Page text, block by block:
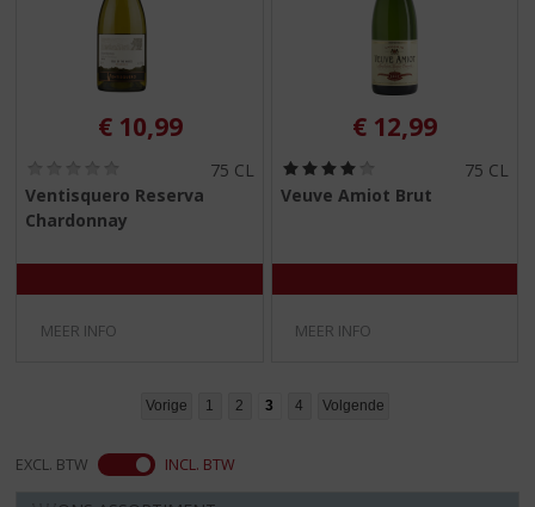
€ 10,99
,
5
75 CL
Ventisquero Reserva
Chardonnay
MEER INFO
€ 12,99
,
5
75 CL
Veuve Amiot Brut
MEER INFO
Vorige 1 2 3 4 Volgende
EXCL. BTW INCL. BTW